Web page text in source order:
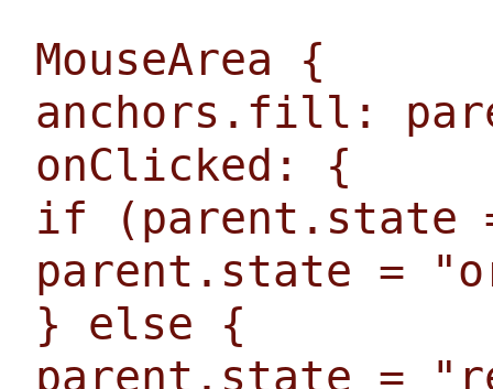
MouseArea {
anchors.fill:
onClicked: {
if (parent.state
parent.state =
} else {
parent.state =